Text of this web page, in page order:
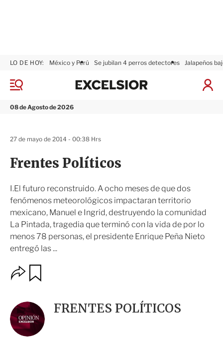
M
n
08 de Agosto de 2026
LO DE HOY: México y Perú Se jubilan 4 perros detectores Jalapeños
I
x
Frentes Políticos
I.El futuro reconstruido. A ocho meses de que dos
fenómenos meteorológicos impactaran territorio
mexicano, Manuel e Ingrid, destruyendo la comunidad
La Pintada, tragedia que terminó con la vida de por lo
menos 78 personas, el presidente Enrique Peña Nieto
entregó las ...
27 de mayo de 2014 - 00:38 Hrs
O
p
o
n
e
s
a
r
FRENTES POLÍTICOS